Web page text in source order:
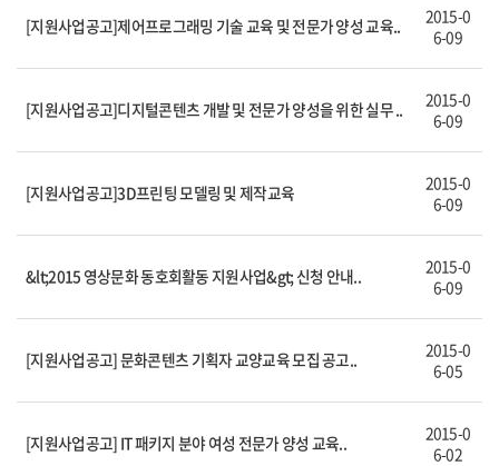
[지원사업공고]제어프로그래밍 기술 교육 및 전문가 양성 교육..
2015-0
6-09
[지원사업공고]디지털콘텐츠 개발 및 전문가 양성을 위한 실무 ..
2015-0
6-09
[지원사업공고]3D프린팅 모델링 및 제작교육
2015-0
6-09
&lt;2015 영상문화 동호회활동 지원사업&gt; 신청 안내..
2015-0
6-09
[지원사업공고] 문화콘텐츠 기획자 교양교육 모집 공고..
2015-0
6-05
[지원사업공고] IT 패키지 분야 여성 전문가 양성 교육..
2015-0
6-02